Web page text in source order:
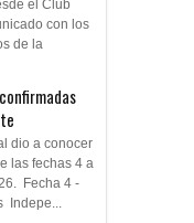
el Club
con los
de la
dio a conocer
las fechas 4 a
Fecha 4 -
Indepe...